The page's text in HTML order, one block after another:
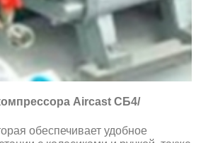
Aircast СБ4/
обеспечивает удобное